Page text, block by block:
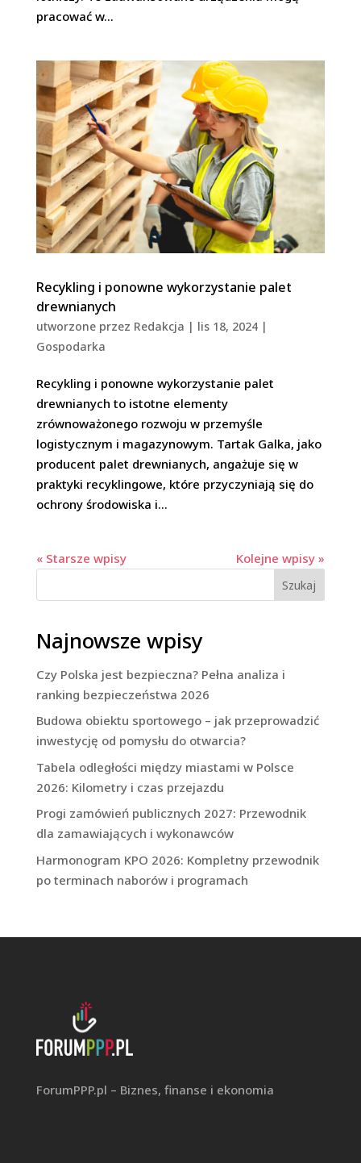
pracować w...
Recykling i ponowne wykorzystanie palet
drewnianych
utworzone przez Redakcja | lis 18, 2024|
Gospodarka
Recykling i ponowne wykorzystanie palet
drewnianych to istotne elementy
zrównoważonego rozwoju w przemyśle
logistycznym i magazynowym. Tartak Galka, jako
producent palet drewnianych, angażuje się w
praktyki recyklingowe, które przyczyniają się do
ochrony środowiska i...
« Starsze wpisy Kolejne wpisy »
Szukaj
Najnowsze wpisy
Czy Polska jest bezpieczna? Pełna analiza i
ranking bezpieczeństwa 2026
Budowa obiektu sportowego – jak przeprowadzić
inwestycję od pomysłu do otwarcia?
Tabela odległości między miastami w Polsce
2026: Kilometry i czas przejazdu
Progi zamówień publicznych 2027: Przewodnik
dla zamawiających i wykonawców
Harmonogram KPO 2026: Kompletny przewodnik
po terminach naborów i programach
ForumPPP.pl – Biznes, finanse i ekonomia